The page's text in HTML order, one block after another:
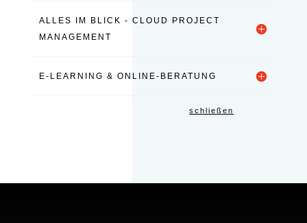
ALLES IM BLICK - CLOUD PROJECT
MANAGEMENT
E-LEARNING & ONLINE-BERATUNG
schließen